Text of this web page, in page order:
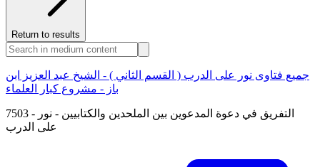
Return to results
جميع فتاوى نور على الدرب ( القسم الثاني ) - الشيخ عبد العزيز ابن
باز - مشروع كبار العلماء
7503 - التفريق في دعوة المدعوين بين الملحدين والكتابيين - نور
على الدرب